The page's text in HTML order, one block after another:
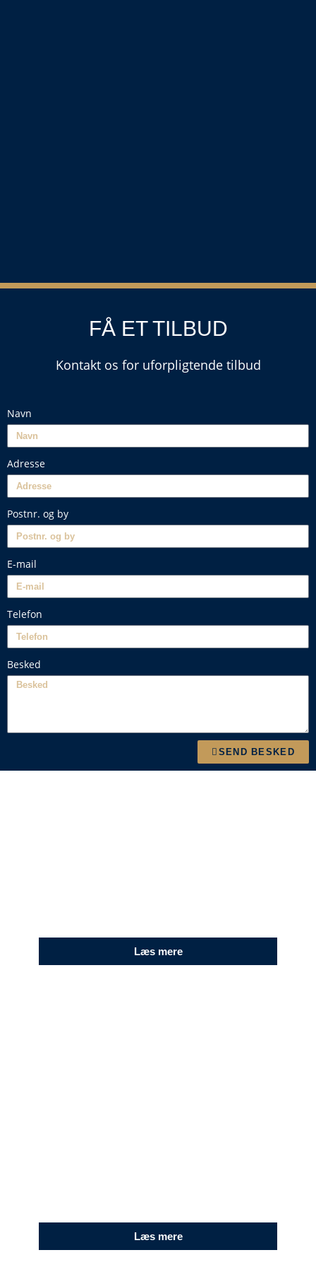
FÅ ET TILBUD
Kontakt os for uforpligtende tilbud
Navn
Adresse
Postnr. og by
E-mail
Telefon
Besked
SEND BESKED
Læs mere
Læs mere